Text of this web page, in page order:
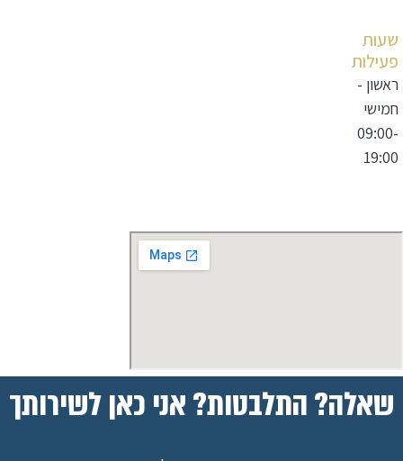
שעות
פעילות
ראשון -
חמישי
09:00-
19:00
שאלה? התלבטות? אני כאן לשירותך